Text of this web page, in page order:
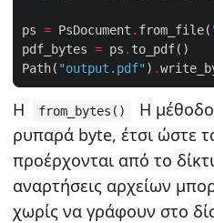
ps = PsDocument . from_file(
pdf_bytes = ps .
Path( "output.pdf" ) .
Η from_bytes()
Η
ρυπαρά byte, έτσι ώστε
προέρχονται από το
αναρτήσεις αρχείων
χωρίς να γράφουν στο